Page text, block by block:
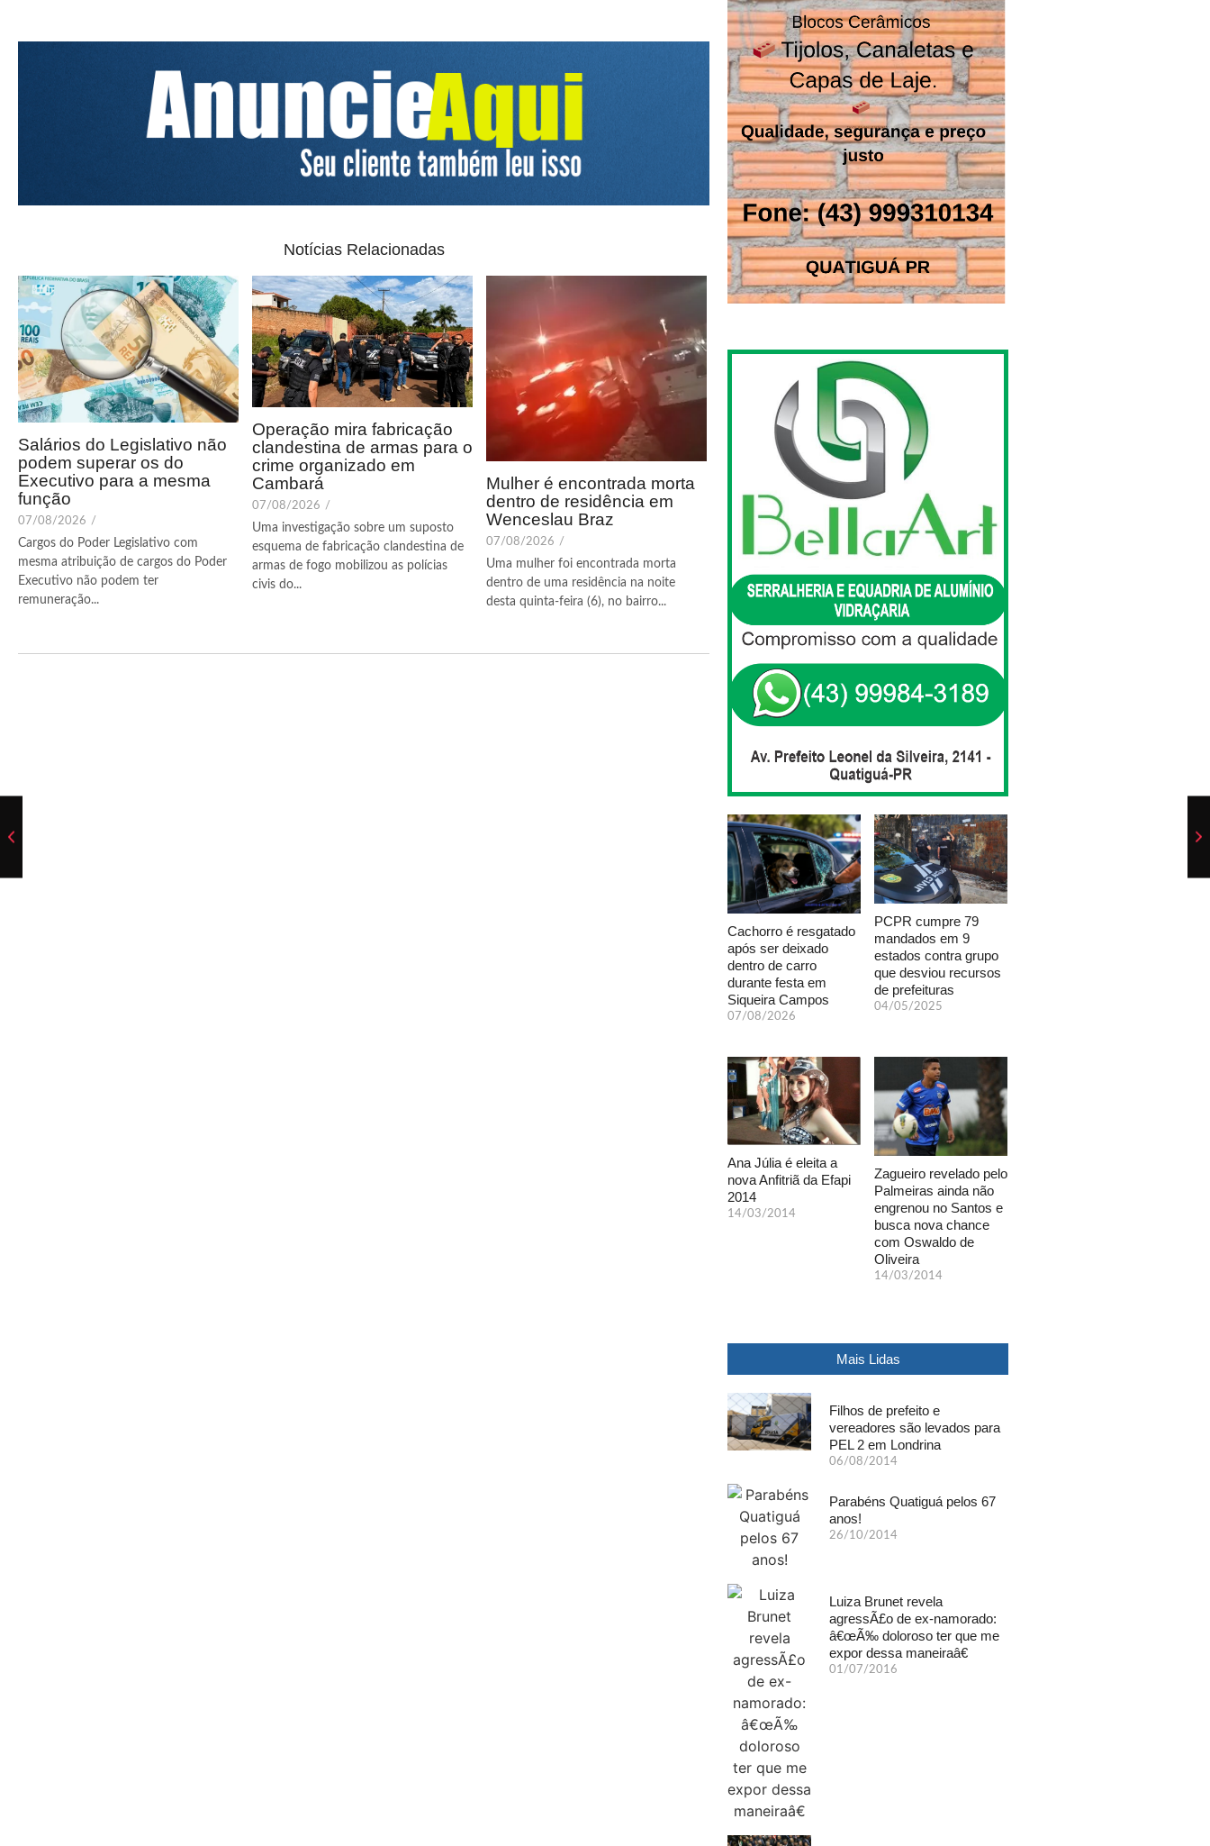
Notícias Relacionadas
Salários do Legislativo não
podem superar os do
Executivo para a mesma
função
07/08/2026 /
Cargos do Poder Legislativo com
mesma atribuição de cargos do Poder
Executivo não podem ter
remuneração...
Operação mira fabricação
clandestina de armas para o
crime organizado em
Cambará
07/08/2026 /
Uma investigação sobre um suposto
esquema de fabricação clandestina de
armas de fogo mobilizou as polícias
civis do...
Mulher é encontrada morta
dentro de residência em
Wenceslau Braz
07/08/2026 /
Uma mulher foi encontrada morta
dentro de uma residência na noite
desta quinta-feira (6), no bairro...
Cachorro é resgatado
após ser deixado
dentro de carro
durante festa em
Siqueira Campos
07/08/2026
PCPR cumpre 79
mandados em 9
estados contra grupo
que desviou recursos
de prefeituras
04/05/2025
Ana Júlia é eleita a
nova Anfitriã da Efapi
2014
14/03/2014
Zagueiro revelado pelo
Palmeiras ainda não
engrenou no Santos e
busca nova chance
com Oswaldo de
Oliveira
14/03/2014
Mais Lidas
Filhos de prefeito e
vereadores são levados para
PEL 2 em Londrina
06/08/2014
Parabéns Quatiguá pelos 67
anos!
26/10/2014
Luiza Brunet revela
agressÃ£o de ex-namorado:
â€œÃ‰ doloroso ter que me
expor dessa maneiraâ€
01/07/2016